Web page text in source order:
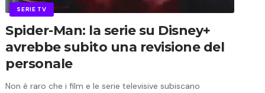
SERIE TV
Spider-Man: la serie su Disney+
avrebbe subito una revisione del
personale
Non è raro che i film e le serie televisive subiscano